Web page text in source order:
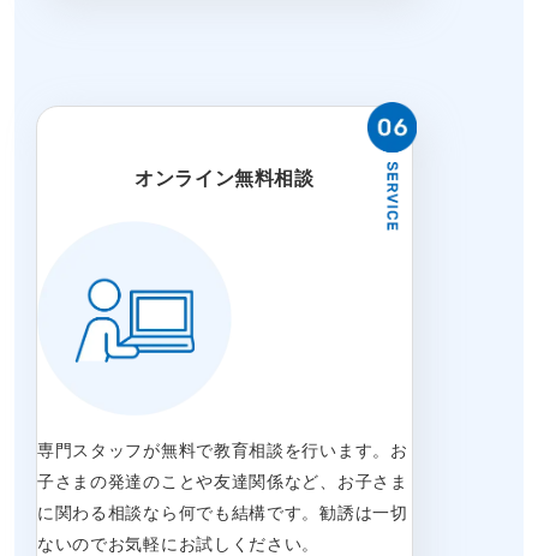
オンライン無料相談
専門スタッフが無料で教育相談を行います。お
子さまの発達のことや友達関係など、お子さま
に関わる相談なら何でも結構です。勧誘は一切
ないのでお気軽にお試しください。